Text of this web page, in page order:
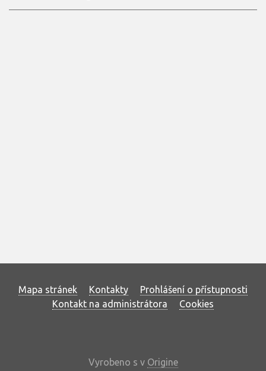
Mapa stránek Kontakty
Prohlášení o přístupnosti
Kontakt na administrátora
Cookies
Vyrobeno s v Origine